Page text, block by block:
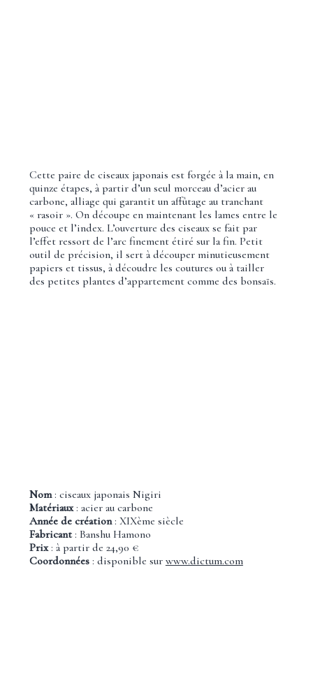
Cette paire de ciseaux japonais est forgée à la main, en
quinze étapes, à partir d’un seul morceau d’acier au
carbone, alliage qui garantit un affûtage au tranchant
« rasoir ». On découpe en maintenant les lames entre le
pouce et l’index. L’ouverture des ciseaux se fait par
l’effet ressort de l’arc finement étiré sur la fin. Petit
outil de précision, il sert à découper minutieusement
papiers et tissus, à découdre les coutures ou à tailler
des petites plantes d’appartement comme des bonsaïs.
Nom: ciseaux japonais Nigiri
Matériaux: acier au carbone
Année de création: XIXème siècle
Fabricant: Banshu Hamono
Prix: à partir de 24,90 €
Coordonnées: disponible sur www.dictum.com